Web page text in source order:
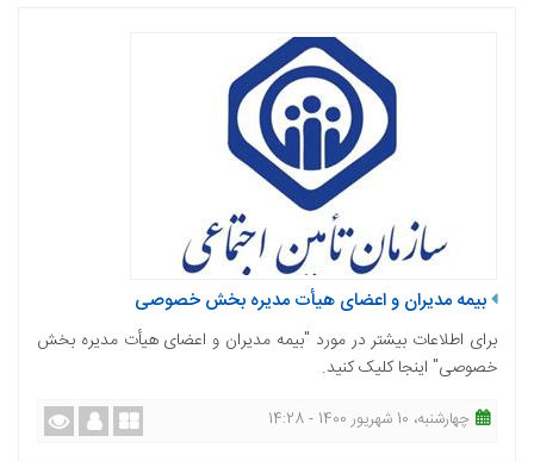
بیمه مدیران و اعضای هیأت مدیره بخش خصوصی
برای اطلاعات بیشتر در مورد "بیمه مدیران و اعضای هیأت مدیره بخش
خصوصی" اینجا کلیک کنید.
چهارشنبه، 10 شهریور 1400 - 14:28